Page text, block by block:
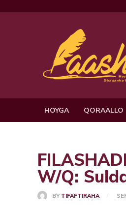
HOYGA QORAALLO
W/Q:
BY TIFAFTIRAHA